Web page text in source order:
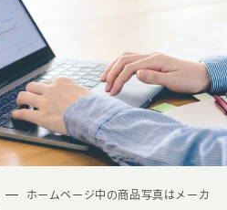
ホームページ中の商品写真はメーカ